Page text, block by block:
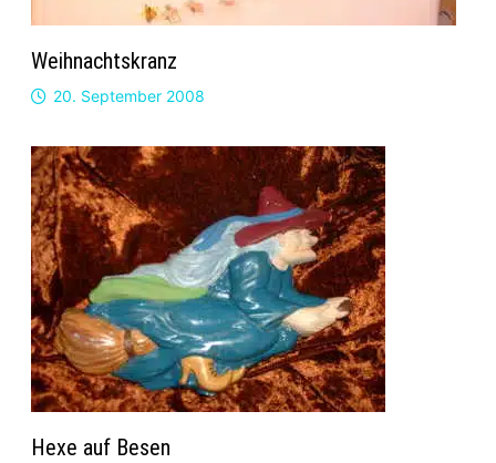
Weihnachtskranz
20. September 2008
Hexe auf Besen